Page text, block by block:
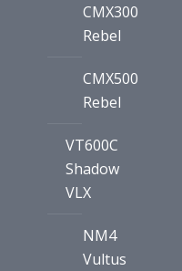
CMX300
Rebel
CMX500
Rebel
VT600C
Shadow
VLX
NM4
Vultus